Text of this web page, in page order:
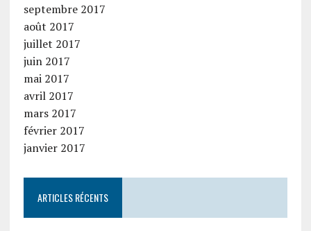
septembre 2017
août 2017
juillet 2017
juin 2017
mai 2017
avril 2017
mars 2017
février 2017
janvier 2017
ARTICLES RÉCENTS